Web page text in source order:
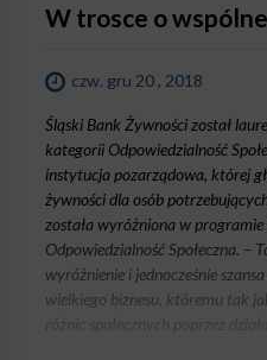
W trosce o
czw. gru 20 , 2018
Śląski Bank Żywności został
kategorii Odpowiedzialność
instytucja pozarządowa, której
żywności dla osób
została wyróżniona w
Odpowiedzialność Społeczna. –
wyróżnienie i jednocześnie
wielkiego biznesu, któremu tak